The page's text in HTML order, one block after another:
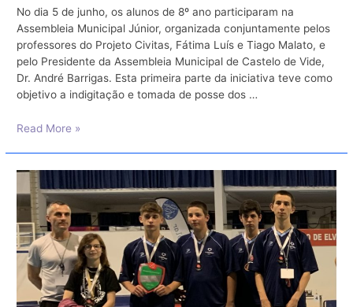
No dia 5 de junho, os alunos de 8º ano participaram na
Assembleia Municipal Júnior, organizada conjuntamente pelos
professores do Projeto Civitas, Fátima Luís e Tiago Malato, e
pelo Presidente da Assembleia Municipal de Castelo de Vide,
Dr. André Barrigas. Esta primeira parte da iniciativa teve como
objetivo a indigitação e tomada de posse dos …
Assembleia
Projeto
Civitas
(8ºano)
Read More »